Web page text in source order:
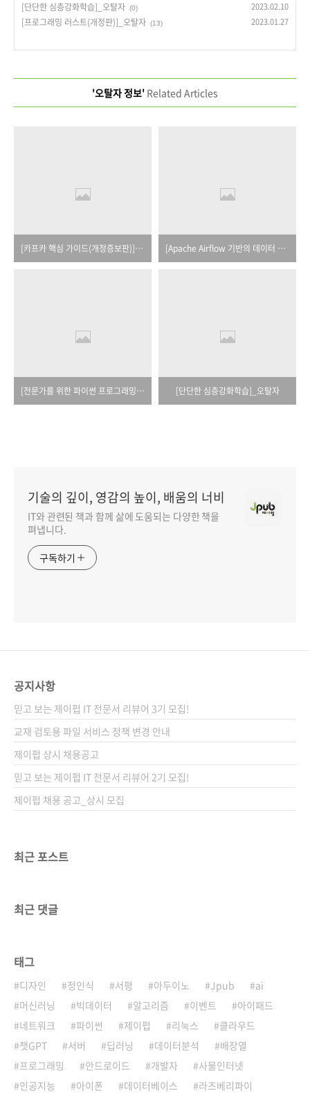
[단단한 심층강화학습]_오탈자 (0) 2023.02.10
[프로그래밍 러스트(개정판)]_오탈자 (13) 2023.01.27
'오탈자 정보' Related Articles
[카프카 핵심 가이드(개정증보판)]_오탈자 [Apache Airflow 기반의 데이터 파이프라인]_오탈자
[전문가를 위한 파이썬 프로그래밍(제4판)]_오탈자 [단단한 심층강화학습]_오탈자
기술의 깊이, 영감의 높이, 배움의 너비
IT와 관련된 책과 함께 삶에 도움되는 다양한 책을
펴냅니다.
구독하기
공지사항
믿고 보는 제이펍 IT 전문서 리뷰어 3기 모집!
교재 검토용 파일 서비스 정책 변경 안내
제이펍 상시 채용공고
믿고 보는 제이펍 IT 전문서 리뷰어 2기 모집!
제이펍 채용 공고_상시 모집
최근 포스트
최근 댓글
태그
디자인 정인식 서평 아두이노 Jpub
ai
머신러닝
빅데이터 알고리즘 이벤트
아이패드
네트워크
파이썬 제이펍 리눅스
클라우드
챗GPT
서버 딥러닝 데이터분석
배장열
프로그래밍
안드로이드 개발자
사물인터넷
인공지능
아이폰 데이터베이스 라즈베리파이